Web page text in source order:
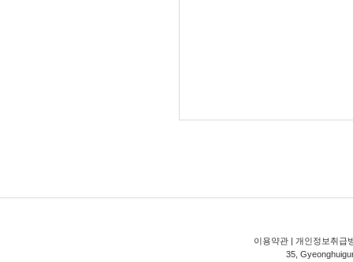
이용약관 | 개인정보취급
35,